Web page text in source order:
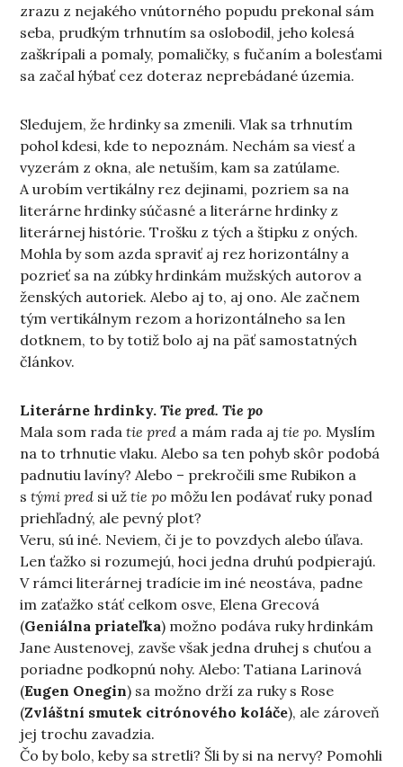
zrazu z nejakého vnútorného popudu prekonal sám
seba, prudkým trhnutím sa oslobodil, jeho kolesá
zaškrípali a pomaly, pomaličky, s fučaním a bolesťami
sa začal hýbať cez doteraz neprebádané územia.
Sledujem, že hrdinky sa zmenili. Vlak sa trhnutím
pohol kdesi, kde to nepoznám. Nechám sa viesť a
vyzerám z okna, ale netuším, kam sa zatúlame.
A urobím vertikálny rez dejinami, pozriem sa na
literárne hrdinky súčasné a literárne hrdinky z
literárnej histórie. Trošku z tých a štipku z oných.
Mohla by som azda spraviť aj rez horizontálny a
pozrieť sa na zúbky hrdinkám mužských autorov a
ženských autoriek. Alebo aj to, aj ono. Ale začnem
tým vertikálnym rezom a horizontálneho sa len
dotknem, to by totiž bolo aj na päť samostatných
článkov.
Literárne hrdinky.Tie pred. Tie po
Mala som radatie pred a mám rada aj tie po. Myslím
na to trhnutie vlaku. Alebo sa ten pohyb skôr podobá
padnutiu lavíny? Alebo – prekročili sme Rubikon a
stými pred si užtie po môžu len podávať ruky ponad
priehľadný, ale pevný plot?
Veru, sú iné. Neviem, či je to povzdych alebo úľava.
Len ťažko si rozumejú, hoci jedna druhú podpierajú.
V rámci literárnej tradície im iné neostáva, padne
im zaťažko stáť celkom osve, Elena Grecová
(Geniálna priateľka) možno podáva ruky hrdinkám
Jane Austenovej, zavše však jedna druhej s chuťou a
poriadne podkopnú nohy. Alebo: Tatiana Larinová
(Eugen Onegin) sa možno drží za ruky s Rose
(Zvláštní smutek citrónového koláče), ale zároveň
jej trochu zavadzia.
Čo by bolo, keby sa stretli? Šli by si na nervy? Pomohli